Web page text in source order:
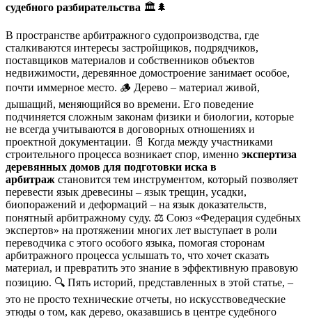
судебного разбирательства 🏛️🌲
В пространстве арбитражного судопроизводства, где
сталкиваются интересы застройщиков, подрядчиков,
поставщиков материалов и собственников объектов
недвижимости, деревянное домостроение занимает особое,
почти иммерное место. 🪵 Дерево – материал живой,
дышащий, меняющийся во времени. Его поведение
подчиняется сложным законам физики и биологии, которые
не всегда учитываются в договорных отношениях и
проектной документации. 📄 Когда между участниками
строительного процесса возникает спор, именно экспертиза
деревянных домов для подготовки иска в
арбитраж становится тем инструментом, который позволяет
перевести язык древесины – язык трещин, усадки,
биопоражений и деформаций – на язык доказательств,
понятный арбитражному суду. ⚖️ Союз «Федерация судебных
экспертов» на протяжении многих лет выступает в роли
переводчика с этого особого языка, помогая сторонам
арбитражного процесса услышать то, что хочет сказать
материал, и превратить это знание в эффективную правовую
позицию. 🔍 Пять историй, представленных в этой статье, –
это не просто технические отчеты, но искусствоведческие
этюды о том, как дерево, оказавшись в центре судебного